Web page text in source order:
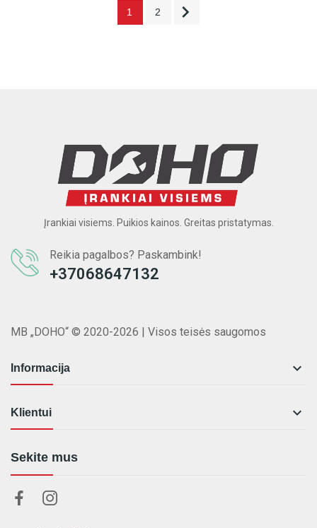
1 2 
Įrankiai visiems. Puikios kainos. Greitas pristatymas.
Reikia pagalbos? Paskambink!
+37068647132
MB „DOHO“ © 2020-2026 | Visos teisės saugomos
Informacija 
Klientui 
Sekite mus